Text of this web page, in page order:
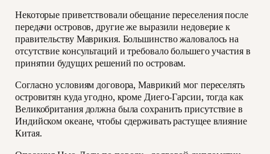
Некоторые приветствовали обещание переселения после
передачи островов, другие же выразили недоверие к
правительству Маврикия. Большинство жаловалось на
отсутствие консультаций и требовало большего участия в
принятии будущих решений по островам.
Согласно условиям договора, Маврикий мог переселять
островитян куда угодно, кроме Диего-Гарсии, тогда как
Великобритания должна была сохранить присутствие в
Индийском океане, чтобы сдерживать растущее влияние
Китая.